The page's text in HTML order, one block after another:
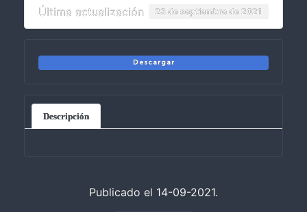
Última actualización 23 de septiembre de 2021
Descargar
Descripción
Publicado el 14-09-2021.